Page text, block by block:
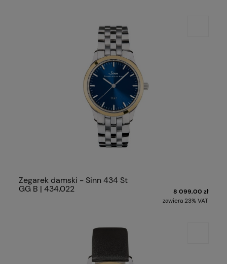
Zegarek damski - Sinn 434 St
GG B | 434.022
8 099,00 zł
zawiera 23% VAT